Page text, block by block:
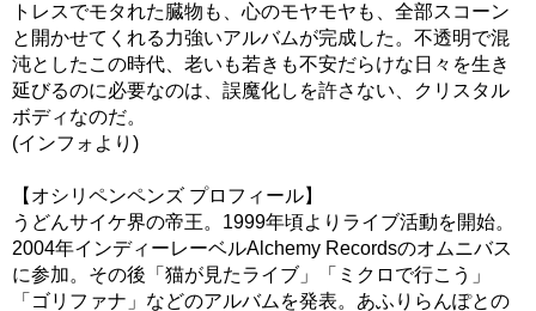
トレスでモタれた臓物も、心のモヤモヤも、全部スコーン
と開かせてくれる力強いアルバムが完成した。不透明で混
沌としたこの時代、老いも若きも不安だらけな日々を生き
延びるのに必要なのは、誤魔化しを許さない、クリスタル
ボディなのだ。
(インフォより)
【オシリペンペンズ プロフィール】
うどんサイケ界の帝王。1999年頃よりライブ活動を開始。
2004年インディーレーベルAlchemy Recordsのオムニバス
に参加。その後「猫が見たライブ」「ミクロで行こう」
「ゴリファナ」などのアルバムを発表。あふりらんぽとの